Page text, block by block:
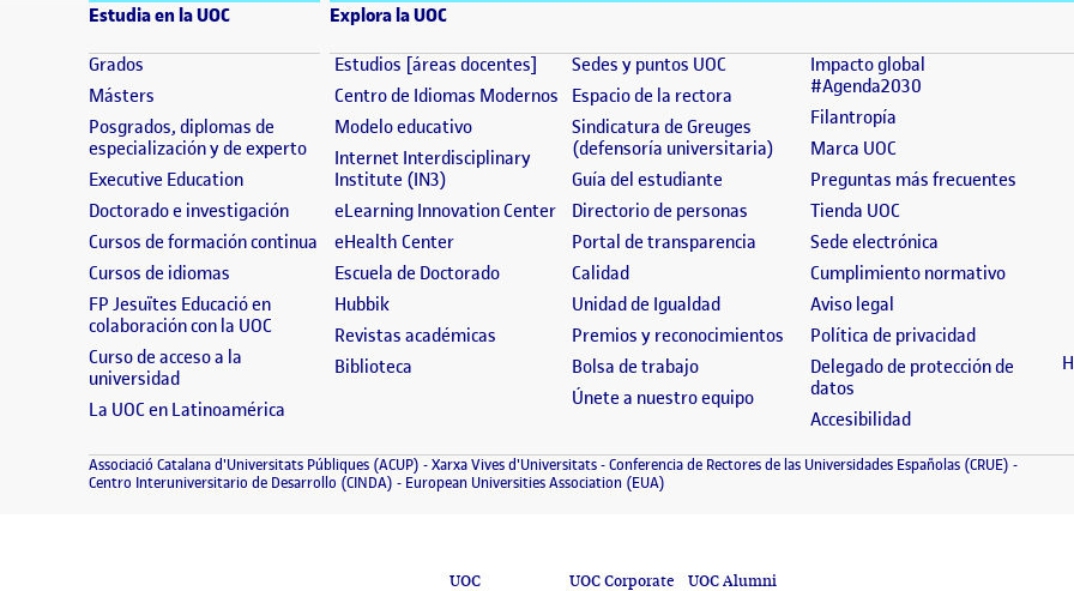
Estudia en la UOC
Grados (se abre en nueva ventana)
Másters (se abre en nueva ventana)
Posgrados, diplomas de
especialización y de experto(se abre en nueva ventana)
Executive Education(se abre en nueva ventana)
Doctorado e investigación(se abre en nueva ventana)
Cursos de formación continua (se abre en nueva ventana)
Cursos de idiomas (se abre en nueva ventana)
FP Jesuïtes Educació en
colaboración con la UOC(se abre en nueva ventana)
Curso de acceso a la
universidad(se abre en nueva ventana)
La UOC en Latinoamérica
Explora la UOC
Estudios [áreas docentes] (se abre en nueva ventana)
Centro de Idiomas Modernos(se abre en nueva ventana)
Modelo educativo(se abre en nueva ventana)
Internet Interdisciplinary
Institute (IN3)(se abre en nueva ventana)
eLearning Innovation Center(se abre en nueva ventana)
eHealth Center(se abre en nueva ventana)
Escuela de Doctorado(se abre en nueva ventana)
Hubbik(se abre en nueva ventana)
Revistas académicas(se abre en nueva ventana)
Biblioteca(se abre en nueva ventana)
Sedes y puntos UOC(se abre en nueva ventana)
Espacio de la rectora (se abre en nueva ventana)
Sindicatura de Greuges
(defensoría universitaria) (se abre en nueva ventana)
Guía del estudiante (se abre en nueva ventana)
Directorio de personas (se abre en nueva ventana)
Portal de transparencia (se abre en nueva ventana)
Calidad(se abre en nueva ventana)
Unidad de Igualdad(se abre en nueva ventana)
Premios y reconocimientos (se abre en nueva ventana)
Bolsa de trabajo(se abre en nueva ventana)
Únete a nuestro equipo(se abre en nueva ventana)
Impacto global
#Agenda2030(se abre en nueva
Filantropía(se abre en nueva
Marca UOC(se abre en nueva
Preguntas más frecuentes(se
Tienda UOC(se abre en nueva
Sede electrónica(se abre en
Cumplimiento normativo(se abre
Aviso legal(se abre en nueva
Política de privacidad(se abre en
Delegado de protección de
datos(se abre en nueva ventana)
Accesibilidad(se abre en nueva
Associació Catalana d'Universitats Públiques (ACUP) (se abre en nueva ventana)
Xarxa Vives d'Universitats(se abre en nueva ventana)
Conferencia de Rectores de las Universidades Españolas (CRUE) (se abre
Centro Interuniversitario de Desarrollo (CINDA) (se abre en nueva ventana)
European Universities Association (EUA)
UOC UOC Corporate UOC Alumni